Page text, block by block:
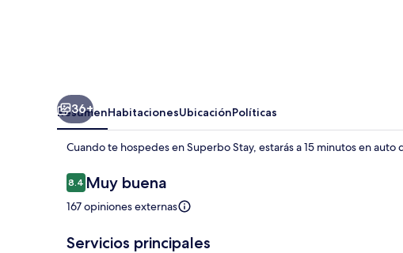
36+
ResumenHabitacionesUbicaciónPolíticas
Cuando te hospedes en Superbo Stay, estarás a 15 minutos en auto
Opiniones
8.48.4 de 10,
Muy buena
167 opiniones externas
Servicios principales